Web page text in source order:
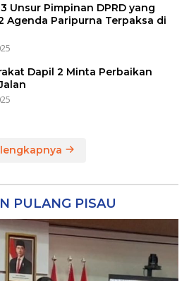
Unsur Pimpinan DPRD yang
Agenda Paripurna Terpaksa di
Dapil 2 Minta Perbaikan
PULANG PISAU